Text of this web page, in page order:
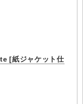
[紙ジャケット仕